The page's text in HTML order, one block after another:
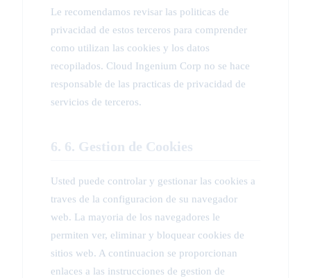
Le recomendamos revisar las politicas de
privacidad de estos terceros para comprender
como utilizan las cookies y los datos
recopilados. Cloud Ingenium Corp no se hace
responsable de las practicas de privacidad de
servicios de terceros.
6. 6. Gestion de Cookies
Usted puede controlar y gestionar las cookies a
traves de la configuracion de su navegador
web. La mayoria de los navegadores le
permiten ver, eliminar y bloquear cookies de
sitios web. A continuacion se proporcionan
enlaces a las instrucciones de gestion de